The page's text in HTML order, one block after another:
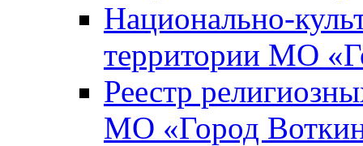
Национально-
территории МО
Реестр
МО «Город